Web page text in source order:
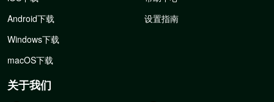
Android下载
Windows下载
macOS下载
设置指南
关于我们